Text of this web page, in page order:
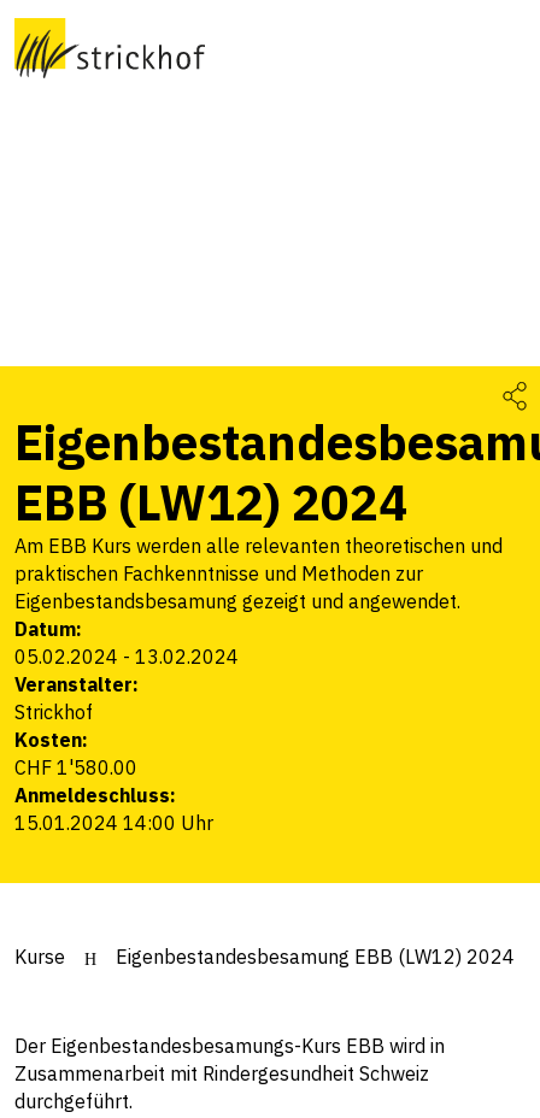
EBB (LW12) 2024
Am EBB Kurs werden alle relevanten theoretischen und
praktischen Fachkenntnisse und Methoden zur
Eigenbestandsbesamung gezeigt und angewendet.
Datum:
05.02.2024 - 13.02.2024
Veranstalter:
Strickhof
Kosten:
CHF 1'580.00
Anmeldeschluss:
15.01.2024 14:00 Uhr
Kurse Eigenbestandesbesamung EBB (LW12) 2024
Der Eigenbestandesbesamungs-Kurs EBB wird in
Zusammenarbeit mit Rindergesundheit Schweiz
durchgeführt.